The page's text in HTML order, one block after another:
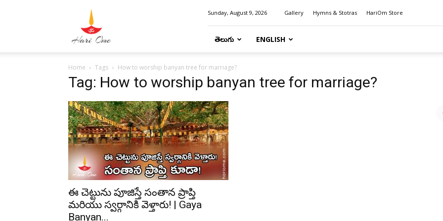
Sunday, August 9, 2026 Gallery Hymns & Stotras HariOm Store
తెలుగు ENGLISH
Home Tags How to worship banyan tree for marriage?
Tag: How to worship banyan tree for marriage?
ఈ చెట్టును పూజిస్తే సంతాన ప్రాప్తి
మరియు స్వర్గానికి వెళ్తారు! | Gaya
Banyan...